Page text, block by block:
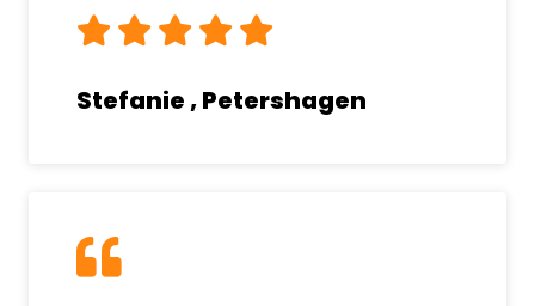
Stefanie , Petershagen